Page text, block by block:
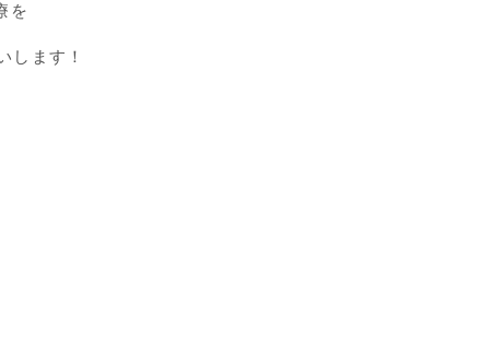
を
します！